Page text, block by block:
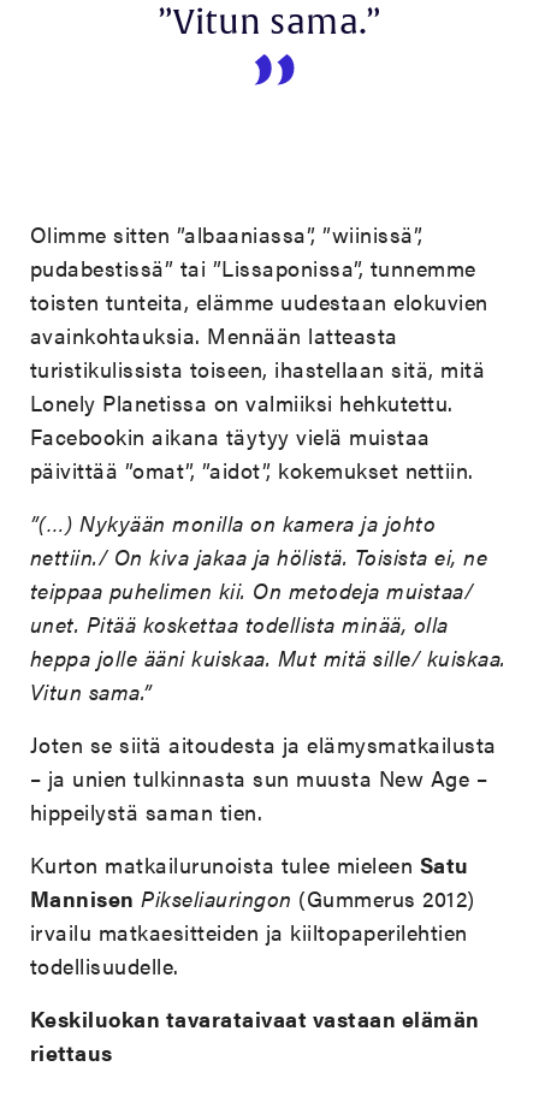
”Vitun sama.”
Olimme sitten ”albaaniassa”, ”wiinissä”,
pudabestissä” tai ”Lissaponissa”, tunnemme
toisten tunteita, elämme uudestaan elokuvien
avainkohtauksia. Mennään latteasta
turistikulissista toiseen, ihastellaan sitä, mitä
Lonely Planetissa on valmiiksi hehkutettu.
Facebookin aikana täytyy vielä muistaa
päivittää ”omat”, ”aidot”, kokemukset nettiin.
”(…) Nykyään monilla on kamera ja johto
nettiin./ On kiva jakaa ja hölistä. Toisista ei, ne
teippaa puhelimen kii. On metodeja muistaa/
unet. Pitää koskettaa todellista minää, olla
heppa jolle ääni kuiskaa. Mut mitä sille/ kuiskaa.
Vitun sama.”
Joten se siitä aitoudesta ja elämysmatkailusta
– ja unien tulkinnasta sun muusta New Age –
hippeilystä saman tien.
Kurton matkailurunoista tulee mieleen Satu
Mannisen Pikseliauringon (Gummerus 2012)
irvailu matkaesitteiden ja kiiltopaperilehtien
todellisuudelle.
Keskiluokan tavarataivaat vastaan elämän
riettaus